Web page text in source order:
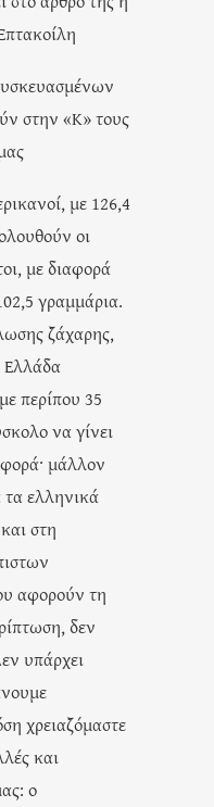
στην «Κ» τους
με 126,4
οι
με διαφορά
γραμμάρια.
ζάχαρης,
Ελλάδα
περίπου 35
να γίνει
μάλλον
τα ελληνικά
στη
αφορούν τη
δεν
υπάρχει
χρειαζόμαστε
και
ο